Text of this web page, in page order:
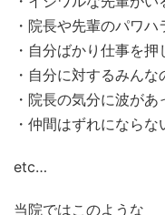
・院長や先輩のパワ
・自分ばかり仕事を
・自分に対するみん
・院長の気分に波が
・仲間はずれになら
etc…
当院ではこのような